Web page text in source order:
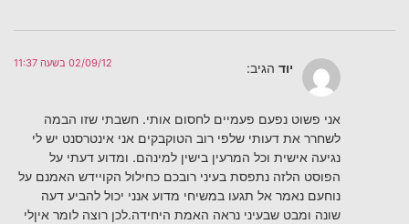
יוד הגיב: 02/09/12 בשעה 11:37
אני פשוט נפעם פעמיים לחסום אותי. חשבתי שזו הבמה
לשחרר את דעותי שלפי רוב הטוקבקים אני אינטרסנט יש לי
נגיעה אישית וכל המרעין בישין למינהם. ומדוע דעתי על
הפוסט הלזה נתפסת בעיני רובכם כחילול הקויידש האמנם על
נוחעם נאמר אל תגעו במשיחי מדוע אנני יכול להביע דעה
שונה ומבט שבעיני נראה האמת היחידה.לכן רוצה לומר איןלי